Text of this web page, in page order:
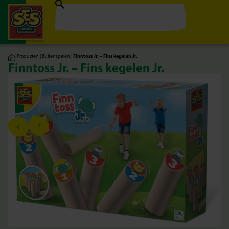
|Producten | Buitenspelen | Finntoss Jr. – Fins kegelen Jr.
Finntoss Jr. – Fins kegelen Jr.